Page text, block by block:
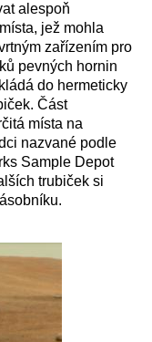
alespoň
jež mohla
zařízením pro
pevných hornin
do hermeticky
Část
místa na
nazvané podle
Sample Depot
trubiček si